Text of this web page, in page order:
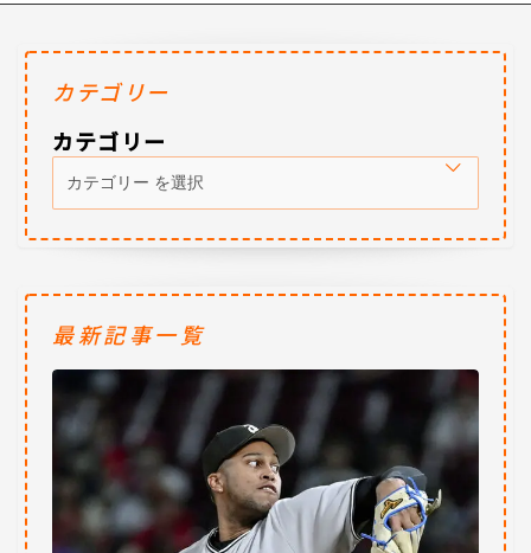
カテゴリー
カテゴリー
最新記事一覧